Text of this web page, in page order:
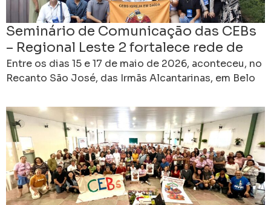
Seminário de Comunicação das CEBs
– Regional Leste 2 fortalece rede de
comunicadores em Minas Gerais.
Entre os dias 15 e 17 de maio de 2026, aconteceu, no
Recanto São José, das Irmãs Alcantarinas, em Belo